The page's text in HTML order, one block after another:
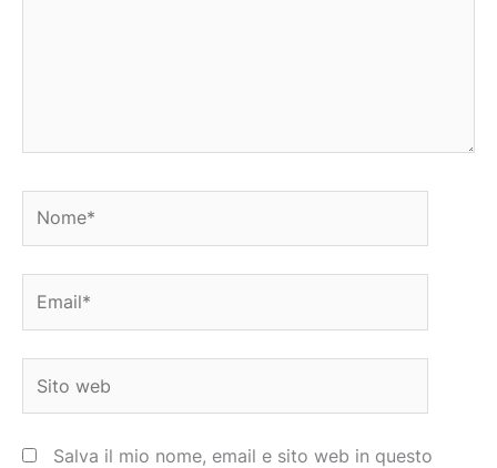
web
Salva il mio nome, email e sito web in questo